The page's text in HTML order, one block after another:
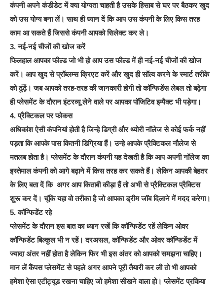
कंपनी अपने कंडीडेट में क्या योग्यता चाहती है उसके हिसाब से घर पर बैठकर खुद
को उस योग्य बना लें। साथ ही ध्यान दें कि आप उस कंपनी के लिए किस तरह
काम आ सकते हैं जिससे कंपनी आपको सिलेक्ट कर ले।
3. नई-नई चीजों की खोज करें
फिलहाल आपका फील्ड जो भी हो आप उस फील्ड में ही नई-नई चीजों की खोज
करें। आप खुद से प्रॉब्लम्स क्रिएट करें और खुद ही सॉल्व करने के स्मार्ट तरीके
को ढूंढ़ें। जब आपको तरह-तरह की जानकारी होगी तो कॉन्फिडेंस लेबल तो बढ़ेगा
ही प्लेसमेंट के दौरान इंटरव्यू लेने वाले पर आपका पॉजिटिव इम्पैक्ट भी पड़ेगा।
4. प्रैक्टिकल पर फोकस
अधिकांश ऐसी कंपनियां होती है जिन्हे डिग्री और थ्योरी नॉलेज से कोई फर्क नहीं
पड़ता कि आपके पास कितनी डिग्रिया हैं। उन्हे आपके प्रैक्टिकल नौलेज से
मतलब होता है। प्लेसमेंट के दौरान कंपनी यह देखती है कि आप अपनी नॉलेज का
इस्तेमाल कंपनी को आगे बढ़ाने में किस तरह कर सकते हैं। लेकिन आपकी बेहतर
के लिए बता दें कि अगर आप किताबी कीड़ा हैं तो अभी से प्रैक्टिकल प्रैक्टिस
शुरू कर दें। चूंकि यहा वो तरीका है जो आपका ड्रीम जॉब दिलाने में मदद करेगा।
5. कॉन्फिडेंट रहे
प्लेसमेंट के दौरान इस बात का ध्यान रखें कि कॉन्फिडेंट रहें लेकिन ओवर
कॉन्फिडेंट बिल्कुल भी न रहें। दरअसल, कॉन्फिडेंट और ओवर कॉन्फिडेंट में
ज्यादा अंतर नहीं होता है लेकिन फिर भी इस अंतर को आपको समझना चाहिए।
मान लें कैंपस प्लेसमेंट से पहले अगर आपने पूरी तैयारी कर ली तो भी आपको
हमेशा ऐसा एटीट्यूड रखना चाहिए जो हमेशा सीखने वाला हो। प्लेसमेंट प्रकिया